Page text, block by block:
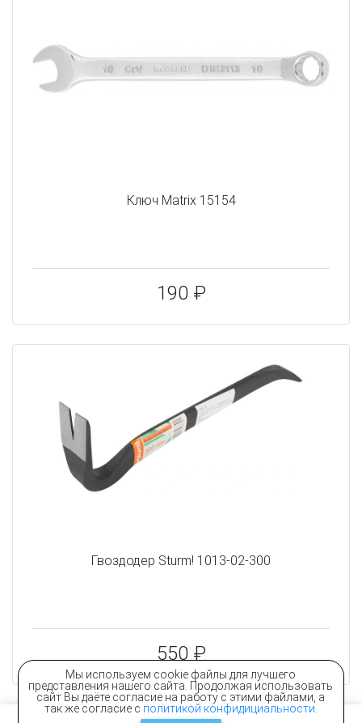
Мы используем cookie файлы для лучшего
представления нашего сайта. Продолжая использовать
сайт Вы даёте согласие на работу с этими файлами, а
так же согласие с политикой конфидициальности
Ключ Matrix 15154
190 ₽
Гвоздодер Sturm! 1013-02-300
550 ₽